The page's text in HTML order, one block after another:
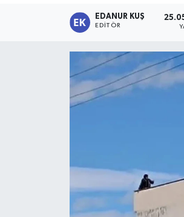
EDANUR KUŞ
EDITÖR